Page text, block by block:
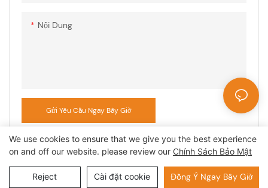
Nội Dung
Gửi Yêu Cầu Ngay Bây Giờ
Copyright © 2026 CÔNG TY TNHH CÔNG NGHỆ AUPINS |
Chính sách bảo mật
Sitemap
We use cookies to ensure that we give you the best experience
on and off our website. please review our Chính Sách Bảo Mật
Reject Cài đặt cookie Đồng Ý Ngay Bây Giờ